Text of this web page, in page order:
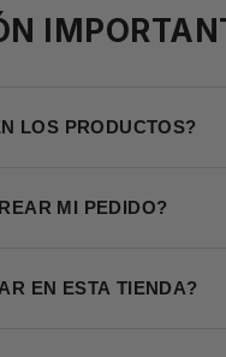
LOS PRODUCTOS?
MI PEDIDO?
EN ESTA TIENDA?